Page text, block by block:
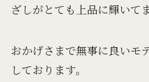
ざしがとても上品に輝いて
おかげさまで無事に良いモ
しております。